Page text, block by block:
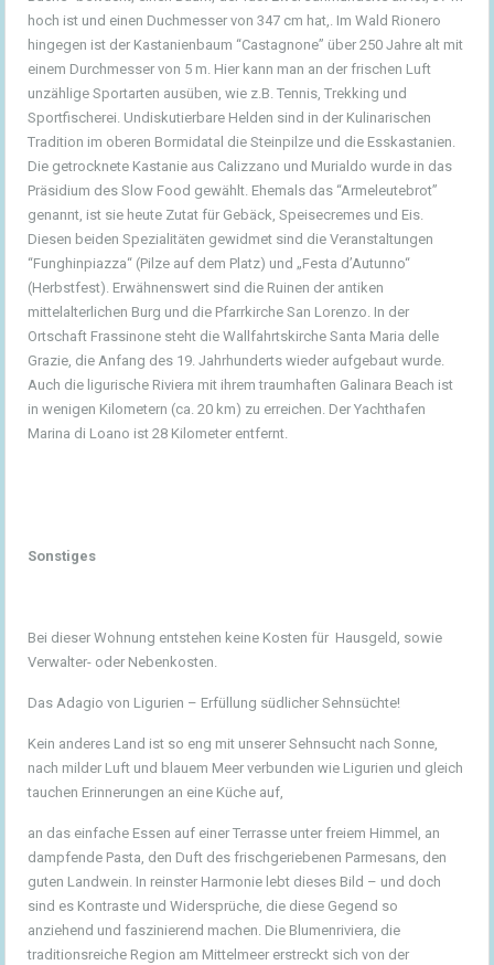
hoch ist und einen Duchmesser von 347 cm hat,. Im Wald Rionero
hingegen ist der Kastanienbaum “Castagnone” über 250 Jahre alt mit
einem Durchmesser von 5 m. Hier kann man an der frischen Luft
unzählige Sportarten ausüben, wie z.B. Tennis, Trekking und
Sportfischerei. Undiskutierbare Helden sind in der Kulinarischen
Tradition im oberen Bormidatal die Steinpilze und die Esskastanien.
Die getrocknete Kastanie aus Calizzano und Murialdo wurde in das
Präsidium des Slow Food gewählt. Ehemals das “Armeleutebrot”
genannt, ist sie heute Zutat für Gebäck, Speisecremes und Eis.
Diesen beiden Spezialitäten gewidmet sind die Veranstaltungen
“Funghinpiazza“ (Pilze auf dem Platz) und „Festa d’Autunno“
(Herbstfest). Erwähnenswert sind die Ruinen der antiken
mittelalterlichen Burg und die Pfarrkirche San Lorenzo. In der
Ortschaft Frassinone steht die Wallfahrtskirche Santa Maria delle
Grazie, die Anfang des 19. Jahrhunderts wieder aufgebaut wurde.
Auch die ligurische Riviera mit ihrem traumhaften Galinara Beach ist
in wenigen Kilometern (ca. 20 km) zu erreichen. Der Yachthafen
Marina di Loano ist 28 Kilometer entfernt.
Sonstiges
Bei dieser Wohnung entstehen keine Kosten für Hausgeld, sowie
Verwalter- oder Nebenkosten.
Das Adagio von Ligurien – Erfüllung südlicher Sehnsüchte!
Kein anderes Land ist so eng mit unserer Sehnsucht nach Sonne,
nach milder Luft und blauem Meer verbunden wie Ligurien und gleich
tauchen Erinnerungen an eine Küche auf,
an das einfache Essen auf einer Terrasse unter freiem Himmel, an
dampfende Pasta, den Duft des frischgeriebenen Parmesans, den
guten Landwein. In reinster Harmonie lebt dieses Bild – und doch
sind es Kontraste und Widersprüche, die diese Gegend so
anziehend und faszinierend machen. Die Blumenriviera, die
traditionsreiche Region am Mittelmeer erstreckt sich von der